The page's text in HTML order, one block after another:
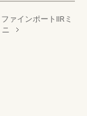
ァインポートⅡRミ